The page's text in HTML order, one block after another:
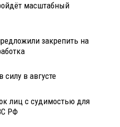
масштабный
закрепить на
в августе
лиц с судимостью для
РФ